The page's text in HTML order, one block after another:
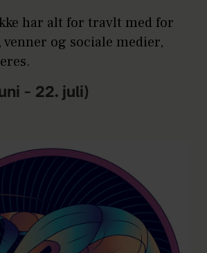
har alt for travlt med for
venner og sociale medier,
– 22. juli)